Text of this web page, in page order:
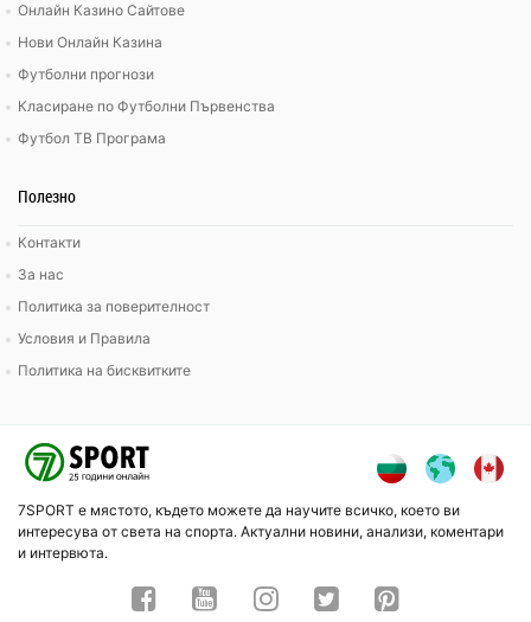
Онлайн Казино Сайтове
Нови Онлайн Казина
Футболни прогнози
Класиране по Футболни Първенства
Футбол ТВ Програма
Полезно
Контакти
За нас
Политика за поверителност
Условия и Правила
Политика на бисквитките
7SPORT е мястото, където можете да научите всичко, което ви
интересува от света на спорта. Актуални новини, анализи, коментари
и интервюта.